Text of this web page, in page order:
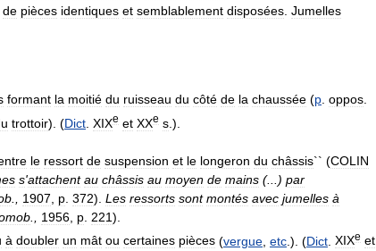
de pièces identiques et semblablement disposées Jumelles
formant la moitié du ruisseau du côté de la chaussée (p oppos
trottoir). (Dict XIXe et XXe s .).
le ressort de suspension et le longeron du châssis`` (COLIN
s'attachent au châssis au moyen de mains (...) par
1907 p 372). Les ressorts sont montés avec jumelles à
1956 p 221).
à doubler un mât ou certaines pièces (vergue etc .). (Dict XIXe et